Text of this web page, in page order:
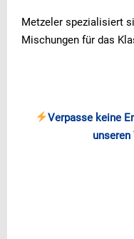
Metzeler spezialisiert
Mischungen für das
Verpasse keine
unseren